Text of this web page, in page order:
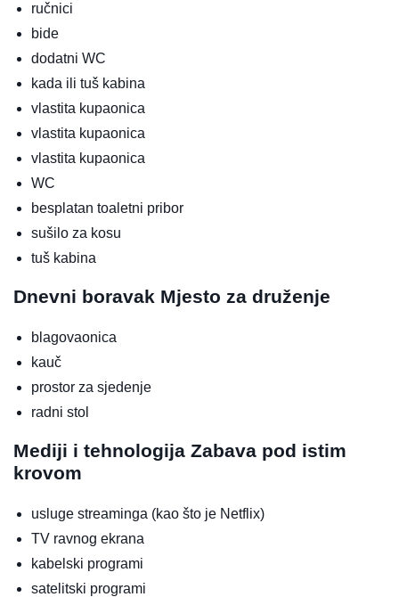
ručnici
bide
dodatni WC
kada ili tuš kabina
vlastita kupaonica
vlastita kupaonica
vlastita kupaonica
WC
besplatan toaletni pribor
sušilo za kosu
tuš kabina
Dnevni boravak Mjesto za druženje
blagovaonica
kauč
prostor za sjedenje
radni stol
Mediji i tehnologija Zabava pod istim
krovom
usluge streaminga (kao što je Netflix)
TV ravnog ekrana
kabelski programi
satelitski programi